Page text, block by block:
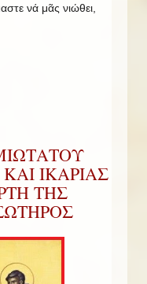
νά μᾶς νιώθει,
ΙΚΑΡΙΑΣ
ΤΗΣ